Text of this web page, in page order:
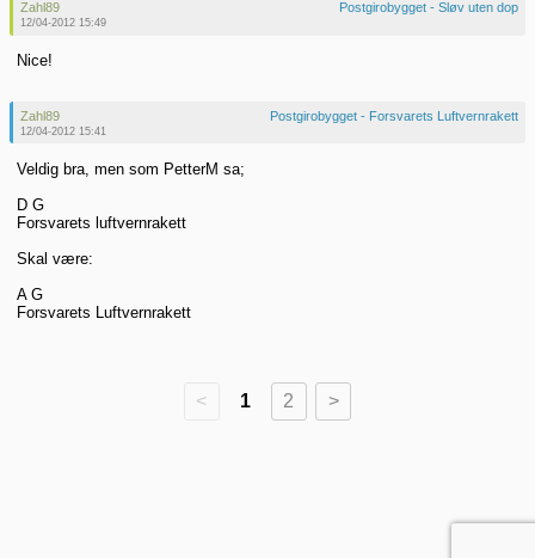
Zahl89
12/04-2012 15:49
Postgirobygget - Sløv uten dop
Nice!
Zahl89
12/04-2012 15:41
Postgirobygget - Forsvarets Luftvernrakett
Veldig bra, men som PetterM sa;
D G
Forsvarets luftvernrakett
Skal være:
A G
Forsvarets Luftvernrakett
< 1 2 >